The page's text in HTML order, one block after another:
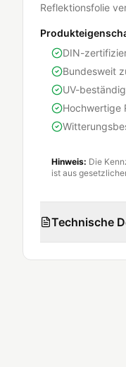
Reflektionsfolie
DIN-
Bundesweit
UV-
Hochwertige
Hinweis: Die
ist aus
Technische